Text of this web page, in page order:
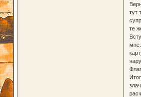
тут
те